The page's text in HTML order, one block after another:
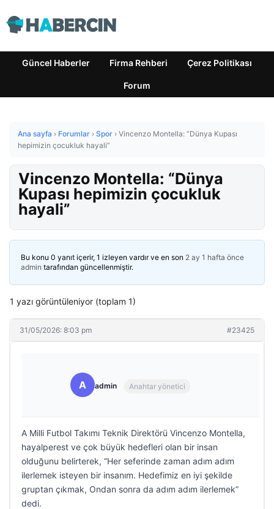
Güncel Haberler Firma Rehberi Çerez Politikası
Forum
Ana sayfa › Forumlar › Spor › Vincenzo Montella: “Dünya Kupası
hepimizin çocukluk hayali”
Vincenzo Montella: “Dünya
Kupası hepimizin çocukluk
hayali”
Bu konu 0 yanıt içerir, 1 izleyen vardır ve en son 2 ay 1 hafta önce
admin tarafından güncellenmiştir.
1 yazı görüntüleniyor (toplam 1)
31/05/2026: 8:03 pm #23425
A admin Anahtar yönetici
A Milli Futbol Takımı Teknik Direktörü Vincenzo Montella,
hayalperest ve çok büyük hedefleri olan bir insan
olduğunu belirterek, “Her seferinde zaman adım adım
ilerlemek isteyen bir insanım. Hedefimiz en iyi şekilde
gruptan çıkmak, Ondan sonra da adım adım ilerlemek”
dedi.